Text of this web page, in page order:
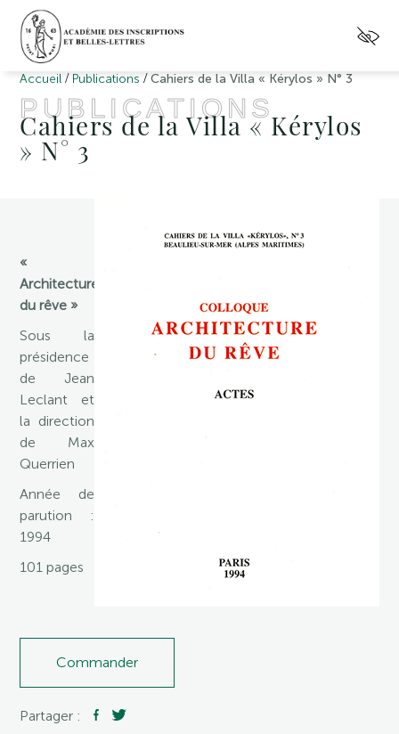
Accueil / Publications /Cahiers de la Villa « Kérylos » N° 3
PUBLICATIONS
Cahiers de la Villa « Kérylos
» N° 3
«
Architecture
du rêve »
Sous la
présidence
de Jean
Leclant et
la direction
de Max
Querrien
Année de
parution :
1994
101 pages
Commander
Partager :